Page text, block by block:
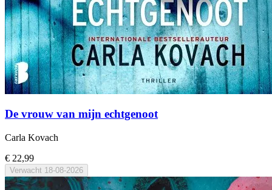
De vrouw van mijn echtgenoot
Carla Kovach
€ 22,99
Verwacht 18-08-2026